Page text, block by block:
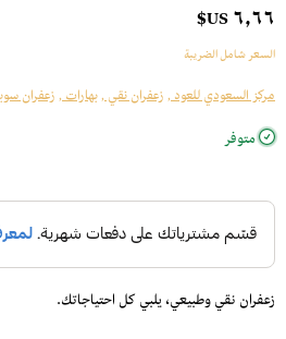
٦٫٦٦ US$
السعر شامل الضريبة
مركز السعودي للعود ,زعفران نقي ,بهارات ,زعفران
متوفر
زعفران نقي وطبيعي، يلبي كل احتياجاتك.